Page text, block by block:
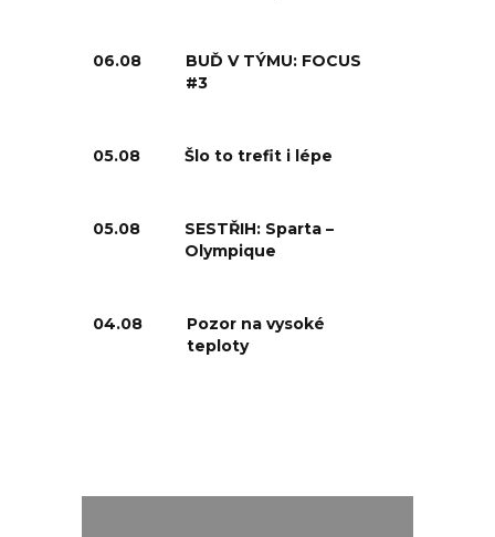
06.08
BUĎ V TÝMU: FOCUS
#3
05.08 Šlo to trefit i lépe
05.08
SESTŘIH: Sparta –
Olympique
04.08
Pozor na vysoké
teploty